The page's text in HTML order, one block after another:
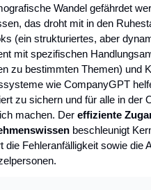
Wandel gefährdet
das droht mit in den
(ein strukturiertes, aber
mit spezifischen
zu bestimmten Themen) und
wie CompanyGPT
zu sichern und für alle in der
machen. Der effiziente
beschleunigt
die Fehleranfälligkeit sowie die